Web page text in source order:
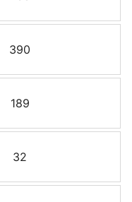
390
189
32